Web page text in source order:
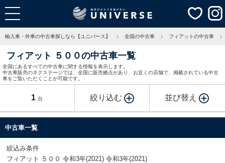
輸入車・外車の中古車探しなら【ユニバース】 全国の中古車 フィアットの中古車
フィアット ５００の中古車一覧
全国にあるすべての中古車に関する情報を表示します。
中古車販売のネクステージでは、全国に販売拠点があり、お近くの店舗で、掲載されている中古
車をご覧いただくことが可能です。
1 台 絞り込む 並び替え
中古車一覧
絞込み条件
フィアット ５００ 令和3年(2021) 令和3年(2021)